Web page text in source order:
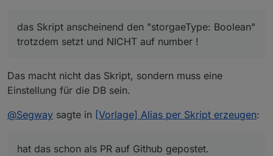
nachträglich auf (number) musst du diesen erst
aus der Influx löschen, sofern der DP die gleiche
angezeigt.
mein problem.
Ich habe das Skript genutzt und umgestellt (wie oben
gepostet) und durch die Hilfe von@ paul53
das Skript anscheinend den "storgaeType: Boolean"
trotzdem setzt und NICHT auf number !
Wenn ich das richtig verstanden habe, gibt es da
gepostet.
Somit kann ich es nicht durch das Skript richtig
anlegen - ist jedenfalls meine Schlussfolgerung
anlegen kann.
das Skript anscheinend den "storgaeType: Boolean"
trotzdem setzt und NICHT auf number !
Das macht nicht das Skript, sondern muss eine
Einstellung für die DB sein.
@Segway sagte in [Vorlage] Alias per Skript erzeugen:
hat das schon als PR auf Github gepostet.